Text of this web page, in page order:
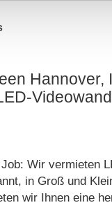
Hannover,
Wir vermieten
in Groß und
wir Ihnen eine